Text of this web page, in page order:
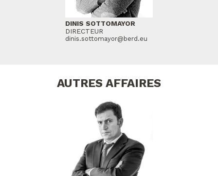
DINIS SOTTOMAYOR
DIRECTEUR
dinis.sottomayor@berd.eu
AUTRES AFFAIRES